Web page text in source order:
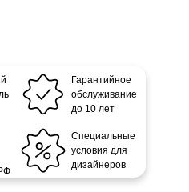
Гарантийное
обслуживание
до 10 лет
Специальные
условия для
дизайнеров